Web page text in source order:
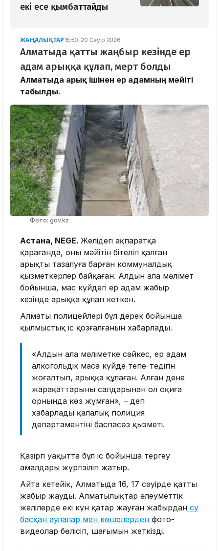
екі есе қымбаттайды
ЖАҢАЛЫҚТАР 15:50, 20 Сәуір 2026
Алматыда қатты жаңбыр кезінде ер
адам арыққа құлап, мерт болды
Алматыда арық ішінен ер адамның мәйіті
табылды.
Фото: gov.kz
Астана, NEGE. Желідегі ақпаратқа
қарағанда, оның мәйітін бітеліп қалған
арықты тазалуға барған коммуналдық
қызметкерлер байқаған. Алдын ала мәлімет
бойынша, мас күйдегі ер адам жаңбыр
кезінде арыққа құлап кеткен.
Алматы полицейлері бұл дерек бойынша
қылмыстық іс қозғалғанын хабарлады.
«Алдын ала мәліметке сәйкес, ер адам
алкогольдік масаң күйде тепе-теңдігін
жоғалтып, арыққа құлаған. Алған дене
жарақаттарының салдарынан ол оқиға
орнында көз жұмған», – деп
хабарлады қалалық полиция
департаментінің баспасөз қызметі.
Қазіргі уақытта бұл іс бойынша тергеу
амалдары жүргізіліп жатыр.
Айта кетейік, Алматыда 16, 17 сәуірде қатты
жаңбыр жауды. Алматылықтар әлеуметтік
желілерде екі күн қатар жауған жаңбырдан су
басқан аулалар мен көшелерден фото-
видеолар бөлісіп, шағымын жеткізді.